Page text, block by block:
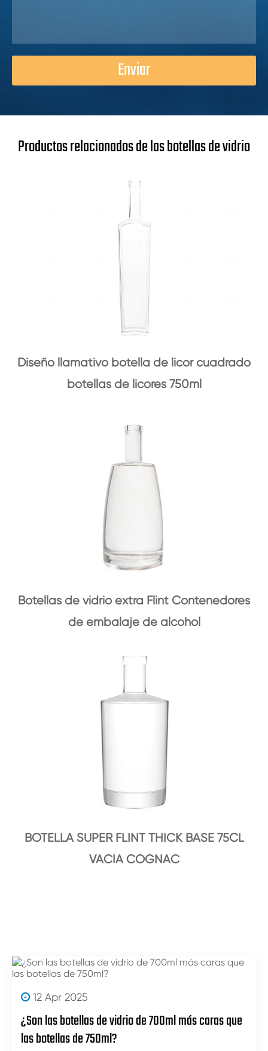
Enviar
Productos relacionados de las botellas de vidrio
Diseño llamativo botella de licor cuadrado
botellas de licores 750ml
Botellas de vidrio extra Flint Contenedores
de embalaje de alcohol
BOTELLA SUPER FLINT THICK BASE 75CL
VACÍA COGNAC
12 Apr 2025
¿Son las botellas de vidrio de 700ml más caras que
las botellas de 750ml?